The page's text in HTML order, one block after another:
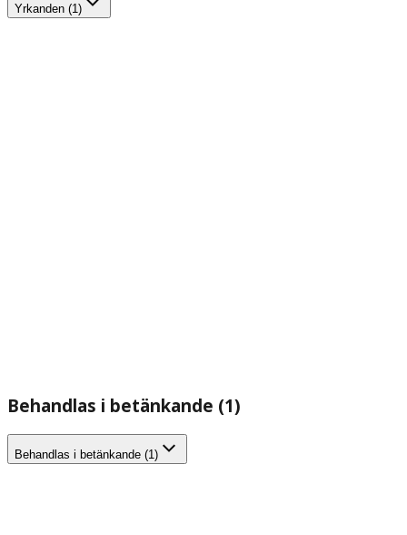
Yrkanden (1)
Behandlas i betänkande (1)
Behandlas i betänkande (1)